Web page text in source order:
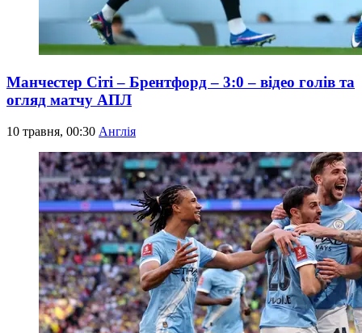
Манчестер Сіті – Брентфорд – 3:0 – відео голів та
огляд матчу АПЛ
10 травня, 00:30 Англія